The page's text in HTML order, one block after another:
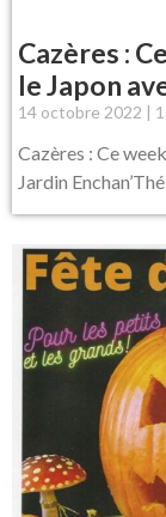
Cazères :
le Japon
14 octobre 2022
Cazères : Ce
Jardin Enchan’Thé